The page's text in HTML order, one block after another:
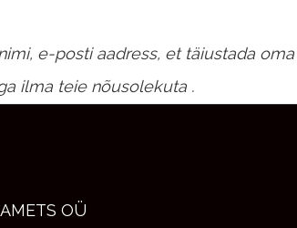
e-posti aadress, et täiustada oma
ilma teie nõusolekuta .
OÜ